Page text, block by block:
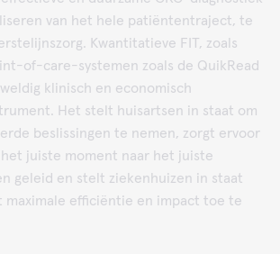
van het hele patiëntentraject, te
Kwantitatieve FIT, zoals
of-care-systemen zoals de QuikRead
klinisch en economisch
Het stelt huisartsen in staat om
beslissingen te nemen, zorgt ervoor
juiste moment naar het juiste
geleid en stelt ziekenhuizen in staat
maximale efficiëntie en impact toe te